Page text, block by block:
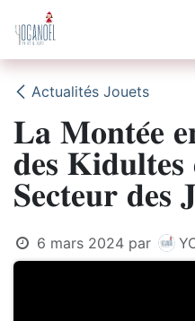
Se rendre au contenu
Actualités Jouets
𝐋𝐚 𝐌𝐨𝐧𝐭𝐞́𝐞
𝐝𝐞𝐬 𝐊𝐢𝐝𝐮𝐥𝐭𝐞𝐬
𝐒𝐞𝐜𝐭𝐞𝐮𝐫 𝐝𝐞𝐬
6 mars 2024 par